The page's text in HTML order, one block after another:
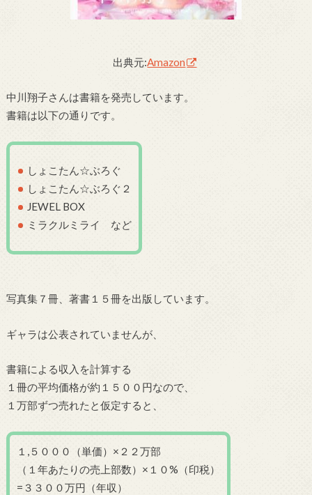
出典元:Amazon
中川翔子さんは書籍を発売しています。
書籍は以下の通りです。
しょこたん☆ぶろぐ
しょこたん☆ぶろぐ２
JEWEL BOX
ミラクルミライ など
写真集７冊、著書１５冊を出版しています。
ギャラは公表されていませんが、
書籍による収入を計算する
１冊の平均価格が約１５００円なので、
１万部ずつ売れたと仮定すると、
１,５０００（単価）×２２万部
（１年あたりの売上部数）×１０%（印税）
=３３００万円（年収）